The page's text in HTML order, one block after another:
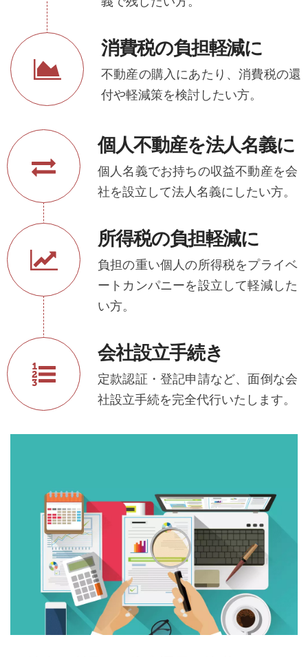
消費税の負担軽減に
不動産の購入にあたり、消費税の還
付や軽減策を検討したい方。
個人不動産を法人名義に
個人名義でお持ちの収益不動産を会
社を設立して法人名義にしたい方。
所得税の負担軽減に
負担の重い個人の所得税をプライベ
ートカンパニーを設立して軽減した
い方。
会社設立手続き
定款認証・登記申請など、面倒な会
社設立手続を完全代行いたします。